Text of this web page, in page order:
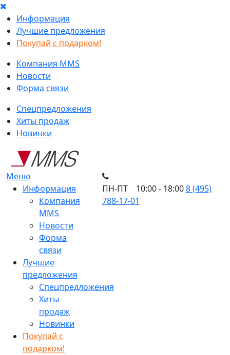
Информация
Лучшие предложения
Покупай с подарком!
Компания MMS
Новости
Форма связи
Спецпредложения
Хиты продаж
Новинки
Меню
Информация
Компания
MMS
Новости
Форма
связи
Лучшие
предложения
Спецпредложения
Хиты
продаж
Новинки
Покупай с
подарком!
ПН-ПТ 10:00 - 18:008 (495)
788-17-01